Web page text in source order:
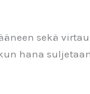
sekä
hana